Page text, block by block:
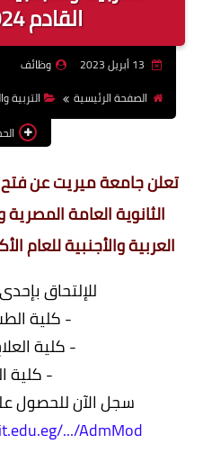
القادم 2023/2024
وظائف
الصفحة الرئيسية
التربية
تعلن جامعة ميريت عن فتح
الثانوية العامة
العربية والأجنبية للعام
للإلتحاق
- كلية
- كلية
- كلية
سجل الآن للحصول
.../AdmMod